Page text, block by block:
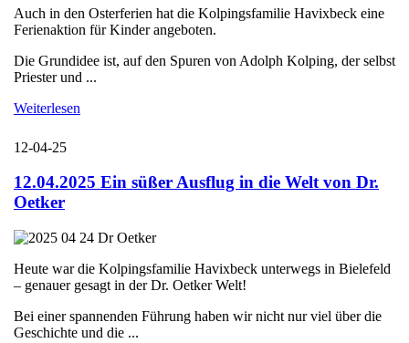
Auch in den Osterferien hat die Kolpingsfamilie Havixbeck eine
Ferienaktion für Kinder angeboten.
Die Grundidee ist, auf den Spuren von Adolph Kolping, der selbst
Priester und ...
Weiterlesen
12-04-25
12.04.2025 Ein süßer Ausflug in die Welt von Dr.
Oetker
Heute war die Kolpingsfamilie Havixbeck unterwegs in Bielefeld
– genauer gesagt in der Dr. Oetker Welt!
Bei einer spannenden Führung haben wir nicht nur viel über die
Geschichte und die ...